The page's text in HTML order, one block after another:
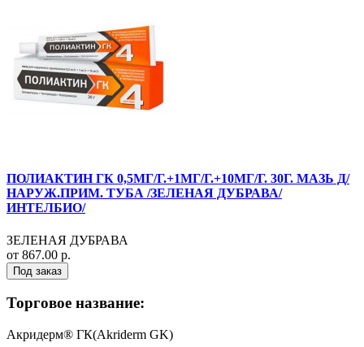
ПОЛИАКТИН ГК 0,5МГ/Г.+1МГ/Г.+10МГ/Г. 30Г. МАЗЬ Д/
НАРУЖ.ПРИМ. ТУБА /ЗЕЛЕНАЯ ДУБРАВА/
ИНТЕЛБИО/
ЗЕЛЕНАЯ ДУБРАВА
от 867.00 р.
Под заказ
Торговое название:
Акридерм® ГК(Akriderm GK)